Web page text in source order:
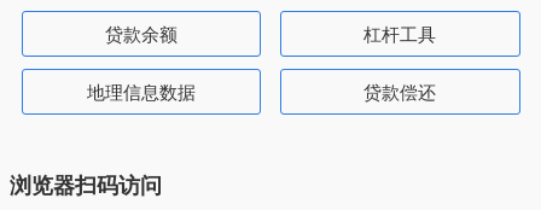
贷款余额 杠杆工具
地理信息数据 贷款偿还
浏览器扫码访问